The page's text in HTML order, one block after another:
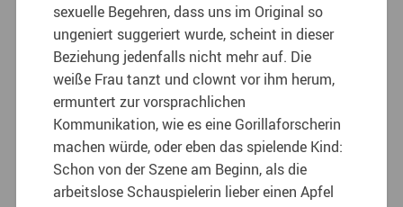
sexuelle Begehren, dass uns im Original so
ungeniert suggeriert wurde, scheint in dieser
Beziehung jedenfalls nicht mehr auf. Die
weiße Frau tanzt und clownt vor ihm herum,
ermuntert zur vorsprachlichen
Kommunikation, wie es eine Gorillaforscherin
machen würde, oder eben das spielende Kind:
Schon von der Szene am Beginn, als die
arbeitslose Schauspielerin lieber einen Apfel